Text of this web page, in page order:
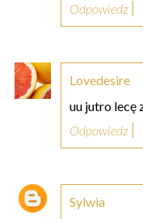
Odpowiedz
Lovedesire
uu jutro lecę
Odpowiedz
Sylwia